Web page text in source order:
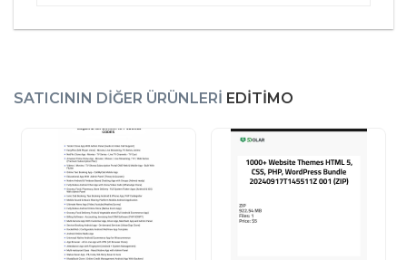
SATICININ DIĞER ÜRÜNLERI EDITIMO